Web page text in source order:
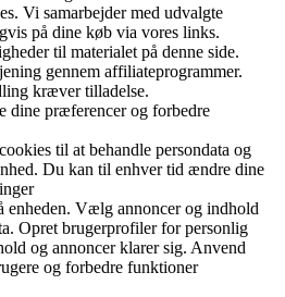
Vi samarbejder med udvalgte
på dine køb via vores links.
til materialet på denne side.
gennem affiliateprogrammer.
kræver tilladelse.
dine præferencer og forbedre
til at behandle persondata og
Du kan til enhver tid ændre dine
enheden. Vælg annoncer og indhold
Opret brugerprofiler for personlig
og annoncer klarer sig. Anvend
og forbedre funktioner